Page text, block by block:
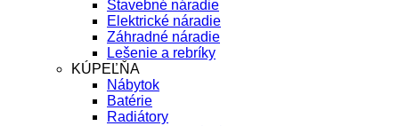
Stavebné náradie
Elektrické náradie
Záhradné náradie
Lešenie a rebríky
KÚPEĽŇA
Nábytok
Batérie
Radiátory